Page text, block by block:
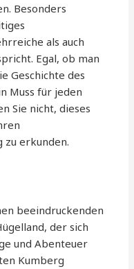
Besonders
als auch
Egal, ob man
Geschichte des
Muss für jeden
Sie nicht, dieses
erkunden.
beeindruckenden
der sich
und Abenteuer
Kumberg